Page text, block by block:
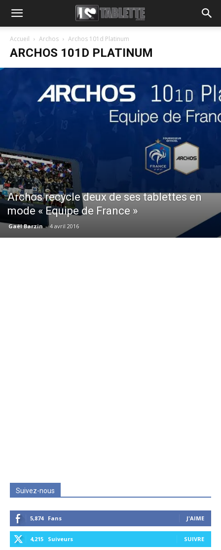
Accueil Archos Archos 101d Platinum
ARCHOS 101D PLATINUM
Archos recycle deux de ses tablettes en
mode « Equipe de France »
Gaël Barzin - 4 avril 2016
Suivez-nous
5,874 Fans J'AIME
4,215 Suiveurs SUIVRE